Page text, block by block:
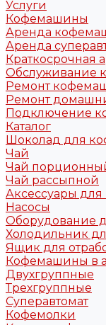
Услуги
Кофемашины
Аренда
Аренда
Краткосрочная
Обслуживание
Ремонт
Ремонт
Подключение
Каталог
Шоколад для
Чай
Чай
Чай рассыпной
Аксессуары
Насосы
Оборудование
Холодильник
Ящик для
Кофемашины в
Двухгруппные
Трехгруппные
Суперавтомат
Кофемолки